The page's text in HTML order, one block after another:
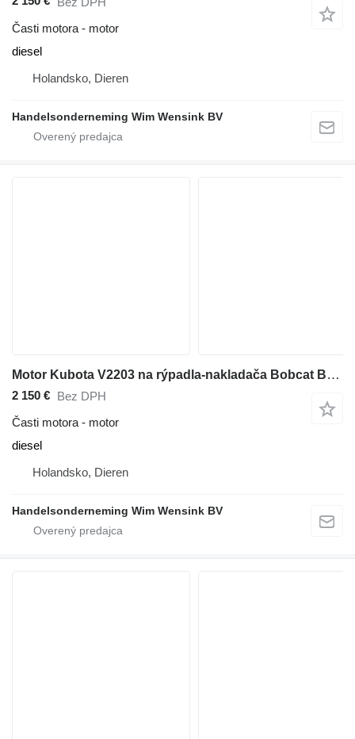
Časti motora - motor
diesel
Holandsko, Dieren
Handelsonderneming Wim Wensink BV
Motor Kubota V2203 na rýpadla-nakladača Bobcat B300, S175, S150
2 150 € Bez DPH
Časti motora - motor
diesel
Holandsko, Dieren
Handelsonderneming Wim Wensink BV